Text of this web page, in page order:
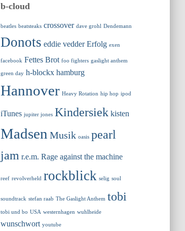
b-cloud
beatles beatsteaks crossover dave grohl Dendemann
Donots eddie vedder Erfolg exen
facebook Fettes Brot foo fighters gaslight anthem
green day h-blockx hamburg
Hannover Heavy Rotation hip hop ipod
iTunes jupiter jones Kindersiek kisten
Madsen Musik oasis pearl
jam r.e.m. Rage against the machine
reef revolverheld rockblick selig soul
soundtrack stefan raab The Gaslight Anthem tobi
tobi und bo USA westernhagen wuhlheide
wunschwort youtube